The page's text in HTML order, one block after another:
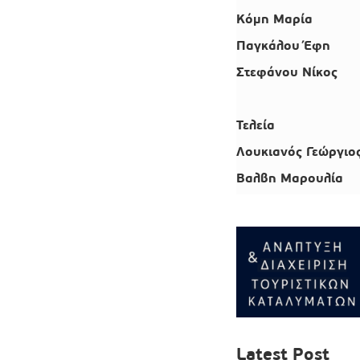
Κόμη Μαρία
Παγκάλου Έφη
Στεφάνου Νίκος
Τελεία
Λουκιανός
Βαλβη Μαρουλία
Latest Post